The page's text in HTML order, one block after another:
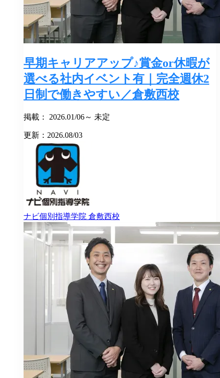
早期キャリアアップ♪賞金or休暇が
選べる社内イベント有｜完全週休2
日制で働きやすい／倉敷西校
掲載： 2026.01/06～ 未定
更新：2026.08/03
ナビ個別指導学院 倉敷西校